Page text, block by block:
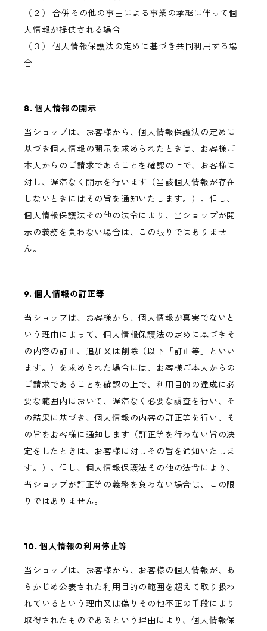
（２） 合併その他の事由による事業の承継に伴って個
人情報が提供される場合
（３） 個人情報保護法の定めに基づき共同利用する場
合
8. 個人情報の開示
当ショップは、お客様から、個人情報保護法の定めに
基づき個人情報の開示を求められたときは、お客様ご
本人からのご請求であることを確認の上で、お客様に
対し、遅滞なく開示を行います（当該個人情報が存在
しないときにはその旨を通知いたします。）。但し、
個人情報保護法その他の法令により、当ショップが開
示の義務を負わない場合は、この限りではありませ
ん。
9. 個人情報の訂正等
当ショップは、お客様から、個人情報が真実でないと
いう理由によって、個人情報保護法の定めに基づきそ
の内容の訂正、追加又は削除（以下「訂正等」といい
ます。）を求められた場合には、お客様ご本人からの
ご請求であることを確認の上で、利用目的の達成に必
要な範囲内において、遅滞なく必要な調査を行い、そ
の結果に基づき、個人情報の内容の訂正等を行い、そ
の旨をお客様に通知します（訂正等を行わない旨の決
定をしたときは、お客様に対しその旨を通知いたしま
す。）。但し、個人情報保護法その他の法令により、
当ショップが訂正等の義務を負わない場合は、この限
りではありません。
10. 個人情報の利用停止等
当ショップは、お客様から、お客様の個人情報が、あ
らかじめ公表された利用目的の範囲を超えて取り扱わ
れているという理由又は偽りその他不正の手段により
取得されたものであるという理由により、個人情報保